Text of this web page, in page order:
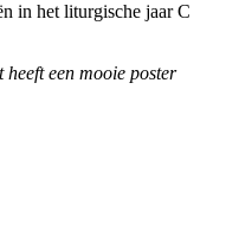
in het liturgische jaar C
een mooie poster